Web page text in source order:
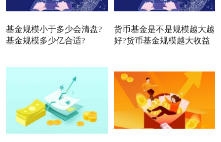
基金规模小于多少会清盘?
基金规模多少亿合适?
货币基金是不是规模越大越
好?货币基金规模越大收益